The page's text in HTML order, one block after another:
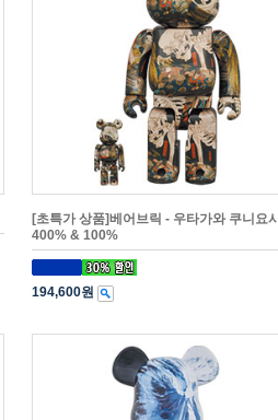
[초특가 상품]베어브릭 - 우타가와 쿠니요시
400% & 100%
194,600원